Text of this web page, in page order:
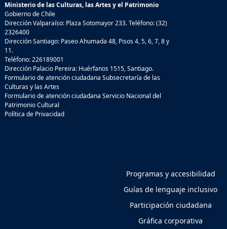
Ministerio de las Culturas, las Artes y el Patrimonio
Gobierno de Chile
Dirección Valparaíso: Plaza Sotomayor 233. Teléfono: (32)
2326400
Dirección Santiago: Paseo Ahumada 48, Pisos 4, 5, 6, 7, 8 y
11.
Teléfono: 226189001
Dirección Palacio Pereira: Huérfanos 1515, Santiago.
Formulario de atención ciudadana Subsecretaría de las
Culturas y las Artes
Formulario de atención ciudadana Servicio Nacional del
Patrimonio Cultural
Política de Privacidad
Programas y accesibilidad
Guías de lenguaje inclusivo
Participación ciudadana
Gráfica corporativa